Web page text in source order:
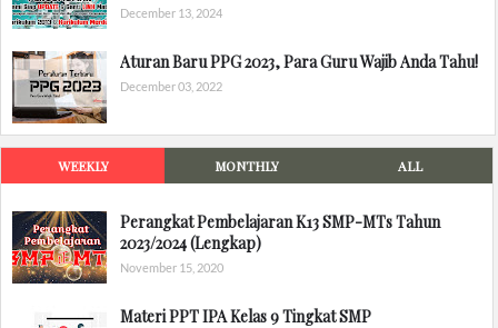
December 13, 2024
Aturan Baru PPG 2023, Para Guru Wajib Anda Tahu!
December 03, 2022
WEEKLY MONTHLY ALL
Perangkat Pembelajaran K13 SMP-MTs Tahun
2023/2024 (Lengkap)
November 15, 2020
Materi PPT IPA Kelas 9 Tingkat SMP